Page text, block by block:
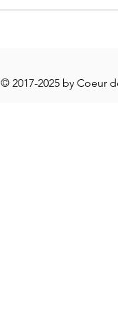
© 2017-2025 by Coeur